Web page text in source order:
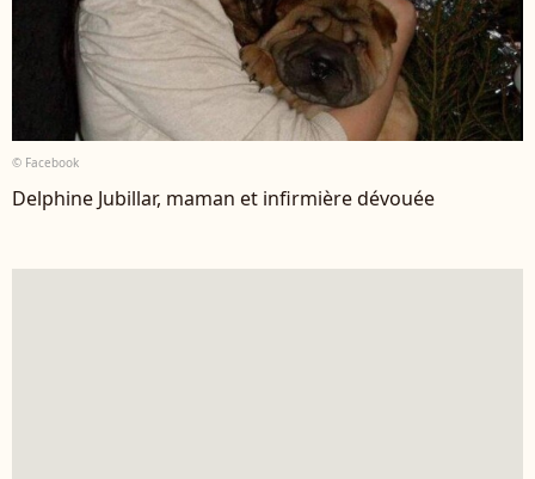
© Facebook
Delphine Jubillar, maman et infirmière dévouée